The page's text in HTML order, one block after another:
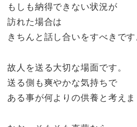
もしも納得できない状況が
訪れた場合は
きちんと話し合いをすべきです
故人を送る大切な場面です。
送る側も爽やかな気持ちで
ある事が何よりの供養と考えま